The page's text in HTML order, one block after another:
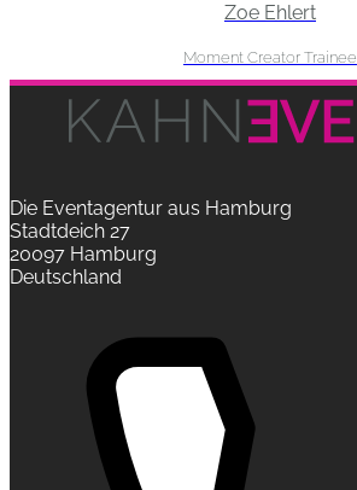
Zoe Ehlert
Moment Creator Trainee
Die Eventagentur aus Hamburg
Stadtdeich 27
20097 Hamburg
Deutschland